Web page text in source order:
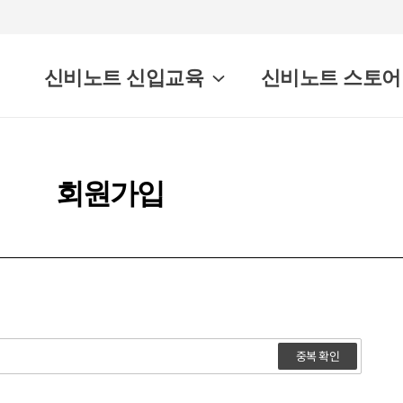
신비노트 신입교육 신비노트 스토어
회원가입
중복 확인